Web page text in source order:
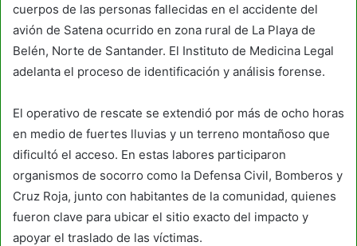
cuerpos de las personas fallecidas en el accidente del
avión de Satena ocurrido en zona rural de La Playa de
Belén, Norte de Santander. El Instituto de Medicina Legal
adelanta el proceso de identificación y análisis forense.
El operativo de rescate se extendió por más de ocho horas
en medio de fuertes lluvias y un terreno montañoso que
dificultó el acceso. En estas labores participaron
organismos de socorro como la Defensa Civil, Bomberos y
Cruz Roja, junto con habitantes de la comunidad, quienes
fueron clave para ubicar el sitio exacto del impacto y
apoyar el traslado de las víctimas.